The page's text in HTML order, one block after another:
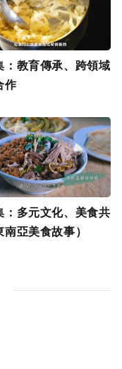
：教育傳承、跨領域
作
：多元文化、美食共
亞美食故事）